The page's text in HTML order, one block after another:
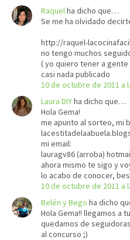
Raquelha dicho que…
Se me ha olvidado
http://raquel-
no tengo muchos
( yo quiero tener a
casi nada publicado
10 de octubre de 2011 a
Laura DIYha dicho que…
Hola Gema!
me apunto al sorteo, mi
mi email:
lauragv86 (arroba)
ahora mismo te sigo y
lo acabo de conocer,
10 de octubre de 2011 a
Belén y Bego ha dicho
Hola Gema!! llegamos a
quedamos de
al concurso ;)